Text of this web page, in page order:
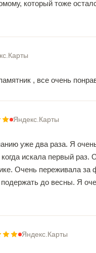
который тоже
, все очень
Яндекс.Карты
уже два раза. Я
искала первый раз.
Очень переживала
до весны. Я
Яндекс.Карты